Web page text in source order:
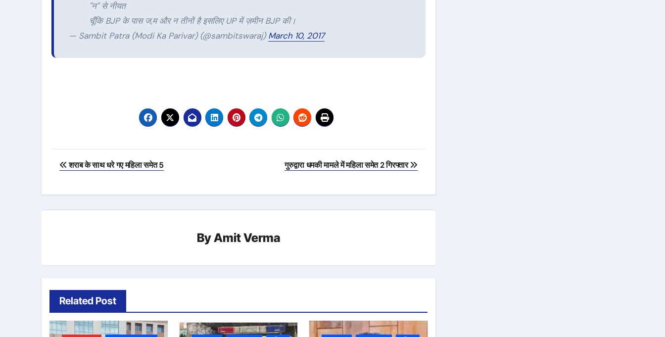
"न" से नीयत
चूँकि BJP के पास ज,म और न तीनों है इसलिए UP में ज़मीन BJP की।
— Sambit Patra (Modi Ka Parivar) (@sambitswaraj)March 10, 2017
Post
शराब के साथ धरे गए महिला समेत 5 गुरुद्वारा धमकी मामले में महिला समेत 2 गिरफ्तार
ByAmit Verma
Related Post